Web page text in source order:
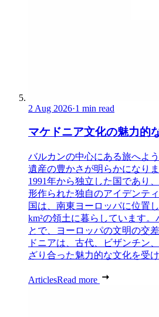
2 Aug 2026·1 min read
マケドニア文化の魅力的
バルカンの中心にある旅へよ
遺産の豊かさが明らかになり
1991年から独立した国であり
形作られた独自のアイデンテ
国は、南東ヨーロッパに位置
km²の領土に暮らしています
とで、ヨーロッパの文明の交
ドニアは、古代、ビザンチン
ざり合った魅力的な文化を受
ArticlesRead more